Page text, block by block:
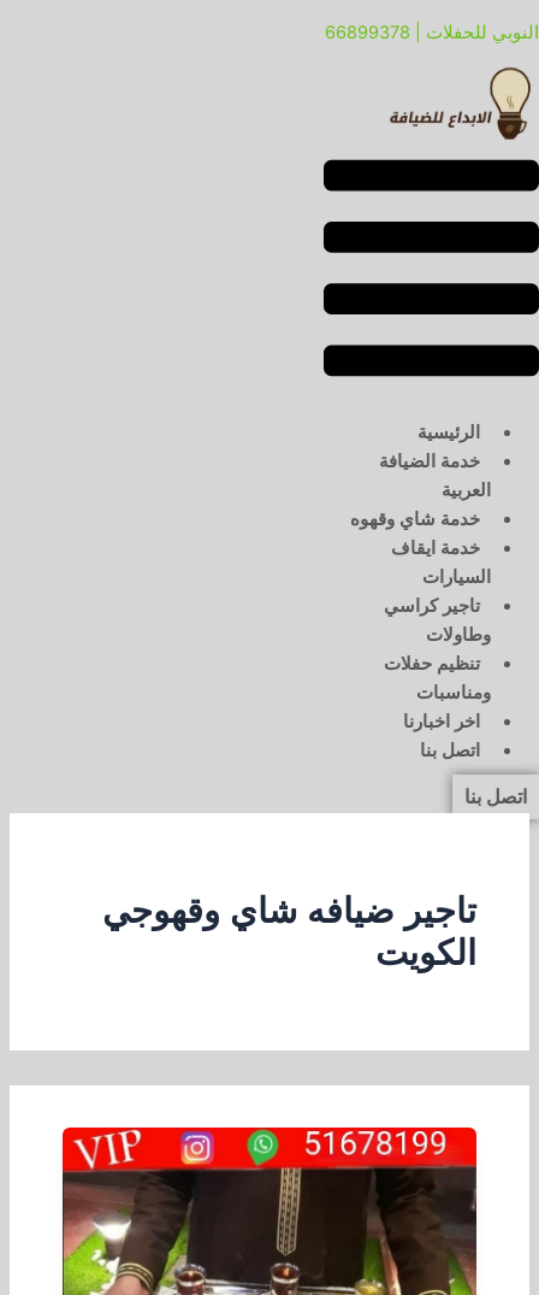
إلى
المحتوى
النوبي للحفلات | 66899378
الرئيسية
خدمة الضيافة
العربية
خدمة شاي وقهوه
خدمة ايقاف
السيارات
تاجير كراسي
وطاولات
تنظيم حفلات
ومناسبات
اخر اخبارنا
اتصل بنا
اتصل بنا
تاجير ضيافه شاي وقهوجي
الكويت